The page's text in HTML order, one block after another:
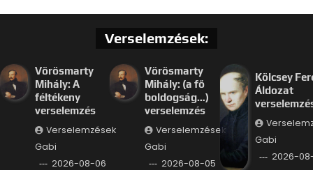
Verselemzések:
Vörösmarty
Mihály: A
féltékeny
verselemzés
Verselemzések
Gabi
2026-08-06
Vörösmarty
Mihály: (a fő
boldogság…)
verselemzés
Verselemzések
Gabi
2026-08-05
Kölcsey
Áldozat
Gabi
2026-